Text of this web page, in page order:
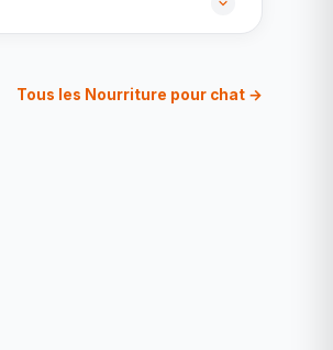
Tous les Nourriture pour chat →